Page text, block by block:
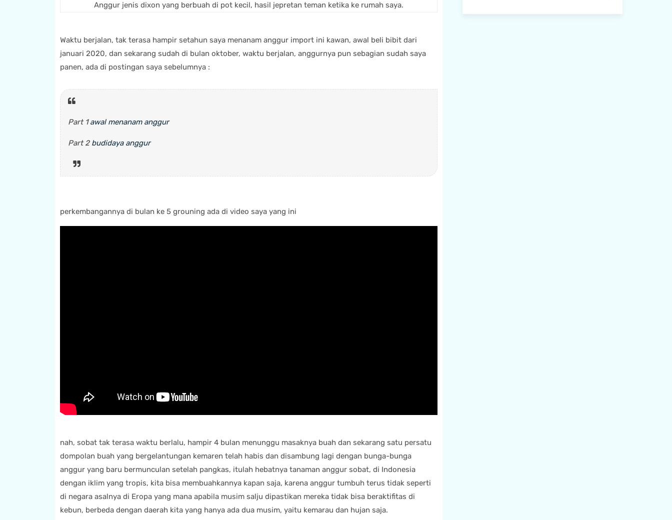
Anggur jenis dixon yang berbuah di pot kecil, hasil jepretan teman ketika ke rumah saya.
Waktu berjalan, tak terasa hampir setahun saya menanam anggur import ini kawan, awal beli bibit dari
januari 2020, dan sekarang sudah di bulan oktober, waktu berjalan, anggurnya pun sebagian sudah saya
panen, ada di postingan saya sebelumnya :
Part 1awal menanam anggur
Part 2 budidaya anggur
perkembangannya di bulan ke 5 grouning ada di video saya yang ini
nah, sobat tak terasa waktu berlalu, hampir 4 bulan menunggu masaknya buah dan sekarang satu persatu
dompolan buah yang bergelantungan kemaren telah habis dan disambung lagi dengan bunga-bunga
anggur yang baru bermunculan setelah pangkas, itulah hebatnya tanaman anggur sobat, di Indonesia
dengan iklim yang tropis, kita bisa membuahkannya kapan saja, karena anggur tumbuh terus tidak seperti
di negara asalnya di Eropa yang mana apabila musim salju dipastikan mereka tidak bisa beraktifitas di
kebun, berbeda dengan daerah kita yang hanya ada dua musim, yaitu kemarau dan hujan saja.